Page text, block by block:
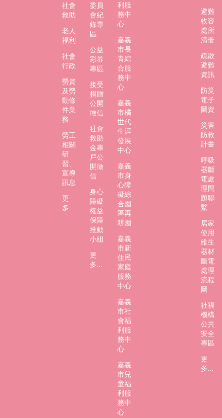
社會
救助
老人
福利
社會
行政
勞資
及勞
動條
件業
務
勞工
相關
研
習、
宣導
訊息
更
多...
委員
會紀
錄專
區
公益
彩券
專區
接受
捐贈
公開
徵信
社會
救助
金專
戶公
開徵
信
身心
障礙
權益
保障
推動
小組
更
多...
利服
務中
心
嘉義
市長
青綜
合服
務中
心
嘉義
市橘
世代
生涯
發展
中心
嘉義
市身
心障
礙綜
合園
區再
耕園
嘉義
市新
住民
家庭
服務
中心
嘉義
市社
會福
利服
務中
心
嘉義
市兒
童福
利服
務中
心
避難
收容
處所
清冊
疏散
避難
資訊
防災
電子
圖資
災害
防救
計畫
呼吸
器斷
電處
理問
題聯
繫
居家
使用
維生
器材
斷電
處理
流程
圖
社福
機構
公共
安全
專區
更
多...